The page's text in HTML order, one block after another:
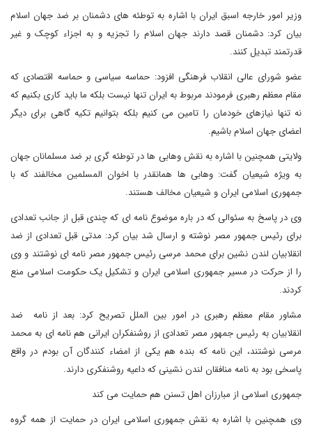
وزیر امور خارجه اسبق ایران با اشاره به توطئه های دشمنان بر ضد جهان اسلام
بیان کرد: دشمنان قصد دارند جهان اسلام را تجزیه و به اجزاء کوچک و غیر
قدرتمند تبدیل کنند.
عضو شورای عالی انقلاب فرهنگی افزود: حماسه سیاسی و حماسه اقتصادی که
مقام معظم رهبری فرمودند مربوط به ایران تنها نیست بلکه ما باید کاری بکنیم که
نه تنها نیازهای خودمان را تامین می کنیم بلکه بتوانیم تکیه گاهی برای دیگر
اعضای جهان اسلام باشیم.
ولایتی همچنین با اشاره به نقش وهابی ها در توطئه گری بر ضد مسلمانان جهان
به ویژه شیعیان گفت: وهابی ها همانقدر با اخوان المسلمین مخالفند که با
جمهوری اسلامی ایران و شیعیان مخالف هستند.
وی در پاسخ به سئوالی که در باره موضوع نامه ای که چندی قبل از جانب تعدادی
برای رئیس جمهور مصر نوشته و ارسال شد بیان کرد: مدتی قبل تعدادی از ضد
انقلابیان لندن نشین برای محمد مرسی رئیس جمهور مصر نامه ای نوشتند و وی
را از حرکت در مسیر جمهوری اسلامی ایران و تشکیل یک حکومت اسلامی منع
کردند.
مشاور مقام معظم رهبری در امور بین الملل تصریح کرد: بعد از نامه ضد
انقلابیان به رئیس جمهور مصر تعدادی از روشنفکران ایرانی هم نامه ای به محمد
مرسی نوشتند، این نامه که بنده هم یکی از امضاء کنندگان آن بودم در واقع
پاسخی بود به نامه منافقان لندن نشینی که داعیه روشنفکری دارند.
جمهوری اسلامی از مبارزان اهل تسنن هم حمایت می کند
وی همچنین با اشاره به نقش جمهوری اسلامی ایران در حمایت از همه گروه